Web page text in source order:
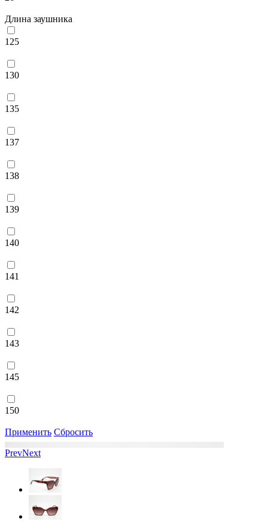
Длина заушника
125
130
135
137
138
139
140
141
142
143
145
150
Применить Сбросить
PrevNext